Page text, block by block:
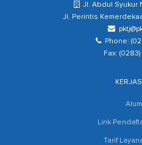
Jl. Abdul Syukur
Jl. Perintis
Phone:
Fax:
Link
Tarif